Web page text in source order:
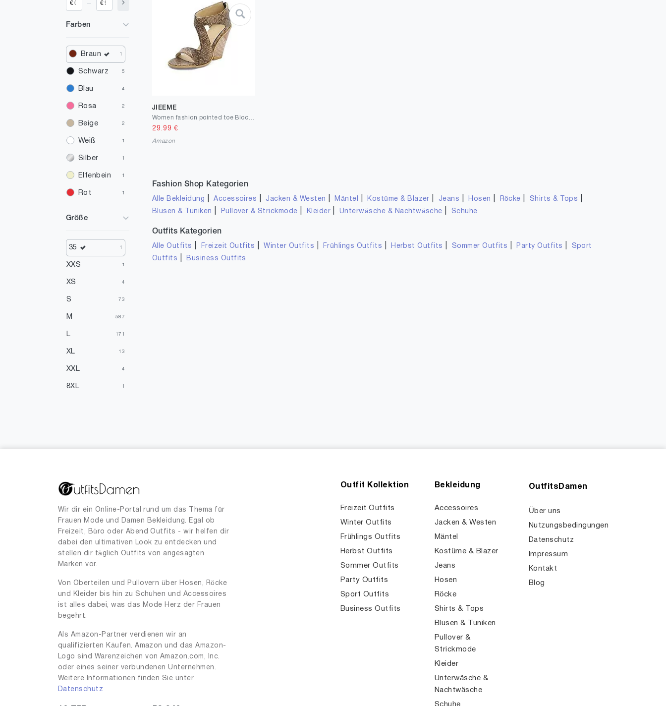
€ €
Farben
Braun 1
Schwarz 5
Blau 4
Rosa 2
Beige 2
Weiß 1
Silber 1
Elfenbein 1
Rot 1
Gold
Größe
35 1
XXS 1
XS 4
S 73
M 587
L 171
XL 13
XXL 4
8XL 1
9 1
18 2
26 2
27
30
36 18
36.5
37.5 6
JIEEME
29.99 €
Amazon
Fashion Shop Kategorien
Alle Bekleidung |Accessoires Jacken & Westen Mäntel Kostüme & Blazer Jeans Hosen Röcke Shirts & Tops
Blusen & Tuniken Pullover & Strickmode Kleider Unterwäsche & Nachtwäsche Schuhe
Outfits Kategorien
Alle Outfits Freizeit Outfits |Winter Outfits Frühlings Outfits Herbst Outfits Sommer Outfits Party Outfits
Sport
Outfits
Business Outfits
Wir dir ein Online-Portal rund um das Thema für
Frauen Mode und Damen Bekleidung. Egal ob
Freizeit, Büro oder Abend Outfits - wir helfen dir
dabei den ultimativen Look zu entdecken und
stellen dir täglich Outfits von angesagten
Marken vor.
Von Oberteilen und Pullovern über Hosen, Röcke
und Kleider bis hin zu Schuhen und Accessoires
ist alles dabei, was das Mode Herz der Frauen
begehrt.
Als Amazon-Partner verdienen wir an
qualifizierten Käufen. Amazon und das Amazon-
Logo sind Warenzeichen von Amazon.com, Inc.
oder eines seiner verbundenen Unternehmen.
Weitere Informationen finden Sie unter
Datenschutz
Outfit Kollektion
Freizeit Outfits
Winter Outfits
Frühlings Outfits
Herbst Outfits
Sommer Outfits
Party Outfits
Sport Outfits
Business Outfits
Bekleidung
Accessoires
Jacken & Westen
Mäntel
Kostüme & Blazer
Jeans
Hosen
Röcke
Shirts & Tops
Blusen & Tuniken
Pullover &
Strickmode
Kleider
Unterwäsche &
Nachtwäsche
Schuhe
OutfitsDamen
Über uns
Nutzungsbedingungen
Datenschutz
Impressum
Kontakt
Blog